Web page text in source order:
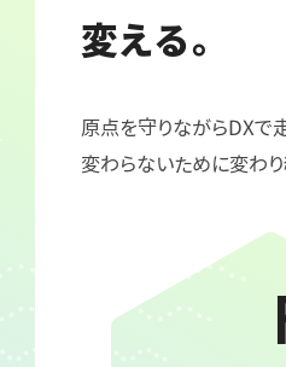
変える。
原点を守りながらDXで
変わらないために変わり